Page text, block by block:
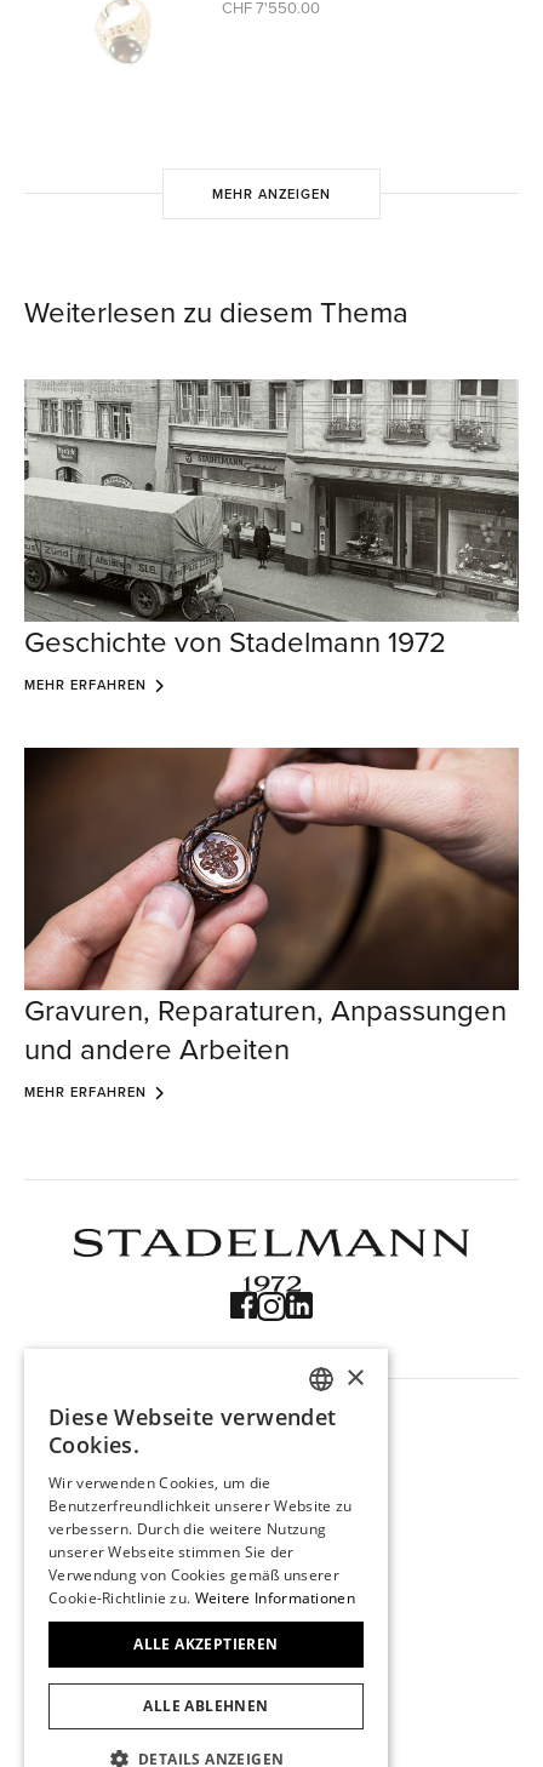
CHF 7'550.00
MEHR ANZEIGEN
Weiterlesen zu diesem Thema
Geschichte von Stadelmann 1972
MEHR ERFAHREN
Gravuren, Reparaturen, Anpassungen
und andere Arbeiten
MEHR ERFAHREN
Produkte
Trouvaille
Über uns
Kontakt
Impressum
Datenschutz
KONTAKT
Marktgasse 29
3011 Bern
info@stadelmann1972.ch
Beratungstermin
GERMAN
FRENCH
×
Diese Webseite verwendet
Cookies.
Wir verwenden Cookies, um die
Benutzerfreundlichkeit unserer Website zu
verbessern. Durch die weitere Nutzung
unserer Webseite stimmen Sie der
Verwendung von Cookies gemäß unserer
Cookie-Richtlinie zu. Weitere Informationen
ALLE AKZEPTIEREN
ALLE ABLEHNEN
DETAILS ANZEIGEN